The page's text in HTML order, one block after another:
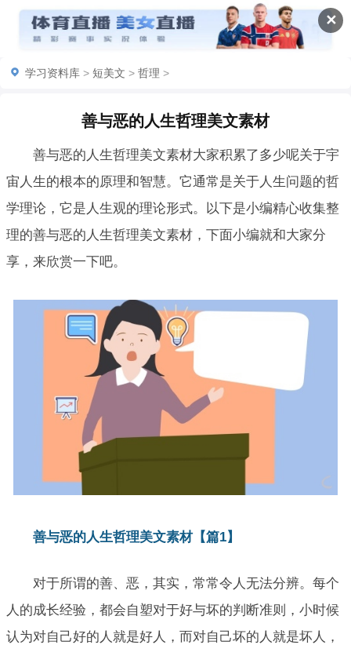
✕
学习资料库 > 短美文 > 哲理 >
善与恶的人生哲理美文素材
善与恶的人生哲理美文素材大家积累了多少呢关于宇
宙人生的根本的原理和智慧。它通常是关于人生问题的哲
学理论，它是人生观的理论形式。以下是小编精心收集整
理的善与恶的人生哲理美文素材，下面小编就和大家分
享，来欣赏一下吧。
善与恶的人生哲理美文素材【篇1】
对于所谓的善、恶，其实，常常令人无法分辨。每个
人的成长经验，都会自塑对于好与坏的判断准则，小时候
认为对自己好的人就是好人，而对自己坏的人就是坏人，